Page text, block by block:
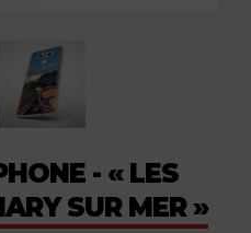
- « LES
SUR MER »